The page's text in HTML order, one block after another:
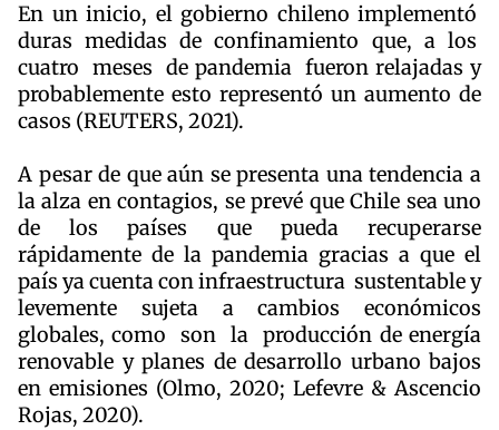
En un inicio, el gobierno chileno implementó
duras medidas de confinamiento que, a los
cuatro meses de pandemia fueron relajadas y
probablemente esto representó un aumento de
casos (REUTERS, 2021).
A pesar de que aún se presenta una tendencia a
la alza en contagios, se prevé que Chile sea uno
de los países que pueda recuperarse
rápidamente de la pandemia gracias a que el
país ya cuenta con infraestructura sustentable y
levemente sujeta a cambios económicos
globales, como son la producción de energía
renovable y planes de desarrollo urbano bajos
en emisiones (Olmo, 2020; Lefevre & Ascencio
Rojas, 2020).